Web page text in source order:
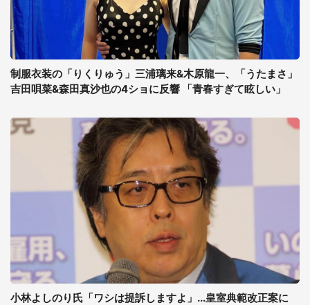
制服衣装の「りくりゅう」三浦璃来&木原龍一、「うたまさ」
吉田唄菜&森田真沙也の4ショに反響 「青春すぎて眩しい」
小林よしのり氏「ワシは提訴しますよ」...皇室典範改正案に